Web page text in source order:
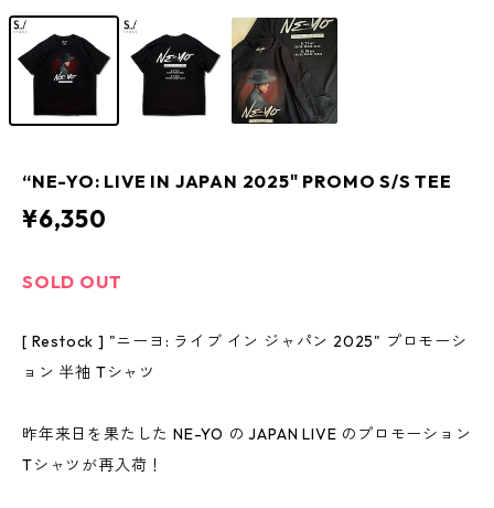
“NE-YO: LIVE IN JAPAN 2025" PROMO S/S TEE
¥6,350
SOLD OUT
[ Restock ] "ニーヨ: ライブ イン ジャパン 2025" プロモーシ
ョン 半袖 Tシャツ
昨年来日を果たした NE-YO の JAPAN LIVE のプロモーション
Tシャツが再入荷！